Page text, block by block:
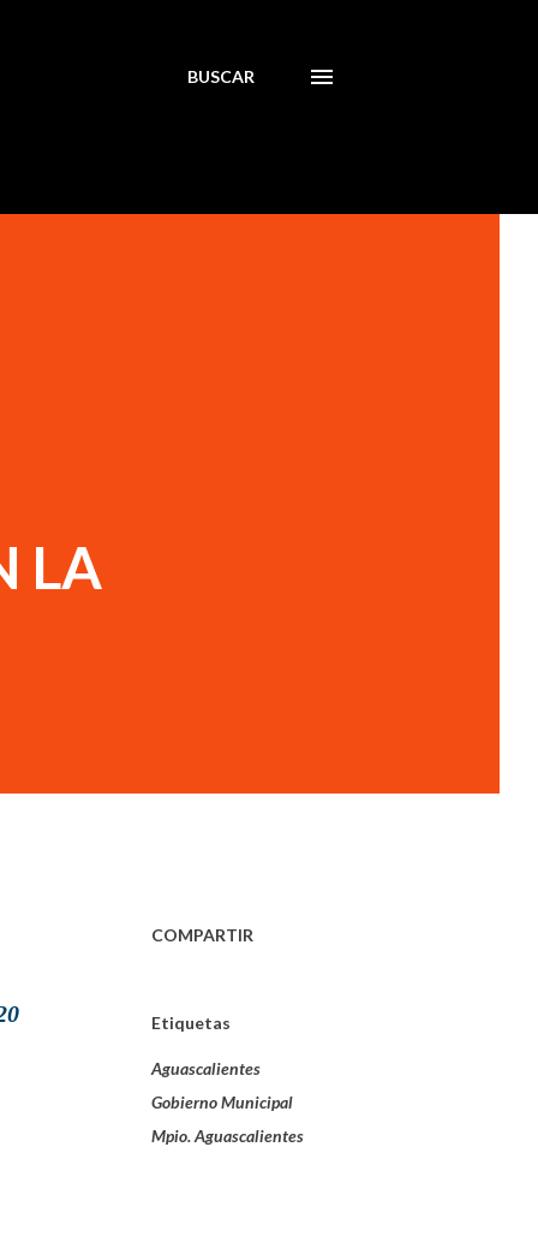
BUSCAR
LA
COMPARTIR
Etiquetas
Aguascalientes
Gobierno Municipal
Mpio. Aguascalientes